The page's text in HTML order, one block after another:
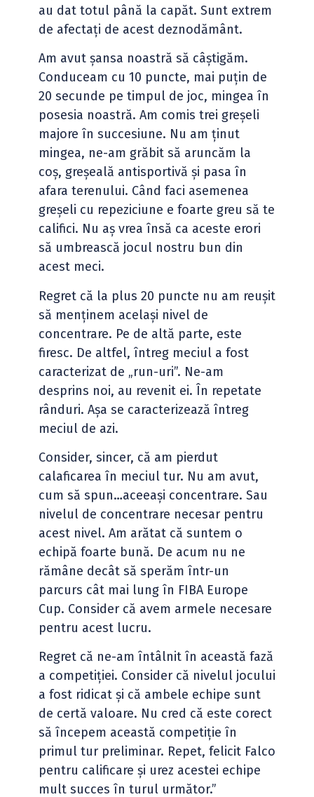
au dat totul până la capăt. Sunt extrem
de afectați de acest deznodământ.
Am avut șansa noastră să câștigăm.
Conduceam cu 10 puncte, mai puțin de
20 secunde pe timpul de joc, mingea în
posesia noastră. Am comis trei greșeli
majore în succesiune. Nu am ținut
mingea, ne-am grăbit să aruncăm la
coș, greșeală antisportivă și pasa în
afara terenului. Când faci asemenea
greșeli cu repeziciune e foarte greu să te
califici. Nu aș vrea însă ca aceste erori
să umbrească jocul nostru bun din
acest meci.
Regret că la plus 20 puncte nu am reușit
să menținem același nivel de
concentrare. Pe de altă parte, este
firesc. De altfel, întreg meciul a fost
caracterizat de „run-uri”. Ne-am
desprins noi, au revenit ei. În repetate
rânduri. Așa se caracterizează întreg
meciul de azi.
Consider, sincer, că am pierdut
calaficarea în meciul tur. Nu am avut,
cum să spun…aceeași concentrare. Sau
nivelul de concentrare necesar pentru
acest nivel. Am arătat că suntem o
echipă foarte bună. De acum nu ne
rămâne decât să sperăm într-un
parcurs cât mai lung în FIBA Europe
Cup. Consider că avem armele necesare
pentru acest lucru.
Regret că ne-am întâlnit în această fază
a competiției. Consider că nivelul jocului
a fost ridicat și că ambele echipe sunt
de certă valoare. Nu cred că este corect
să începem această competiție în
primul tur preliminar. Repet, felicit Falco
pentru calificare și urez acestei echipe
mult succes în turul următor.”